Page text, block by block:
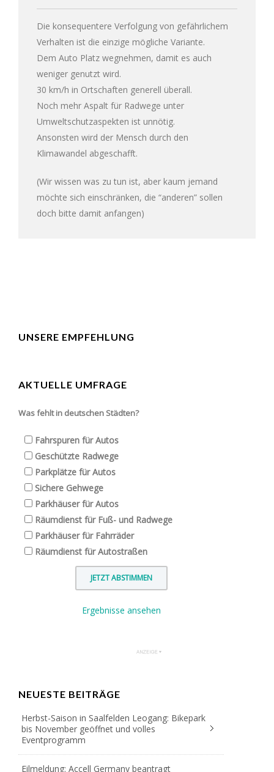
Die konsequentere Verfolgung von gefährlichem
Verhalten ist die einzige mögliche Variante.
Dem Auto Platz wegnehmen, damit es auch
weniger genutzt wird.
30 km/h in Ortschaften generell überall.
Noch mehr Aspalt für Radwege unter
Umweltschutzaspekten ist unnötig.
Ansonsten wird der Mensch durch den
Klimawandel abgeschafft.
(Wir wissen was zu tun ist, aber kaum jemand
möchte sich einschränken, die “anderen” sollen
doch bitte damit anfangen)
UNSERE EMPFEHLUNG
AKTUELLE UMFRAGE
Was fehlt in deutschen Städten?
Fahrspuren für Autos
Geschützte Radwege
Parkplätze für Autos
Sichere Gehwege
Parkhäuser für Autos
Räumdienst für Fuß- und Radwege
Parkhäuser für Fahrräder
Räumdienst für Autostraßen
Ergebnisse ansehen
NEUESTE BEITRÄGE
Herbst-Saison in Saalfelden Leogang: Bikepark
bis November geöffnet und volles
Eventprogramm
Eilmeldung: Accell Germany beantragt